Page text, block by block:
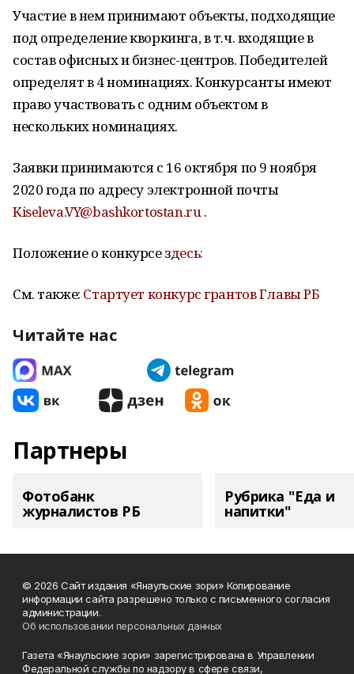
Участие в нем принимают объекты, подходящие
под определение кворкинга, в т.ч. входящие в
состав офисных и бизнес-центров. Победителей
определят в 4 номинациях. Конкурсанты имеют
право участвовать с одним объектом в
нескольких номинациях.
Заявки принимаются с 16 октября по 9 ноября
2020 года по адресу электронной почты
Kiseleva.VY@bashkortostan.ru.
Положение о конкурсе здесь:
См. также: Стартует конкурс грантов Главы РБ
Читайте нас
Партнеры
Фотобанк
журналистов РБ
Рубрика "Еда и
напитки"
© 2026 Сайт издания «Янаульские зори» Копирование
информации сайта разрешено только с письменного согласия
администрации.
Об использовании персональных данных
Газета «Янаульские зори» зарегистрирована в Управлении
Федеральной службы по надзору в сфере связи,